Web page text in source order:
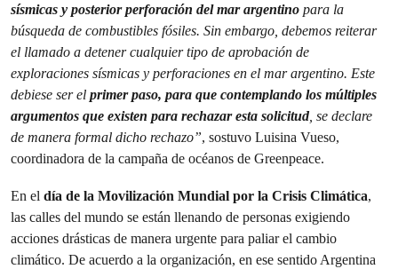
sísmicas y posterior perforación del mar argentino para la
búsqueda de combustibles fósiles. Sin embargo, debemos reiterar
el llamado a detener cualquier tipo de aprobación de
exploraciones sísmicas y perforaciones en el mar argentino. Este
debiese ser el primer paso, para que contemplando los múltiples
argumentos que existen para rechazar esta solicitud, se declare
de manera formal dicho rechazo”, sostuvo Luisina Vueso,
coordinadora de la campaña de océanos de Greenpeace.
En el día de la Movilización Mundial por la Crisis Climática,
las calles del mundo se están llenando de personas exigiendo
acciones drásticas de manera urgente para paliar el cambio
climático. De acuerdo a la organización, en ese sentido Argentina